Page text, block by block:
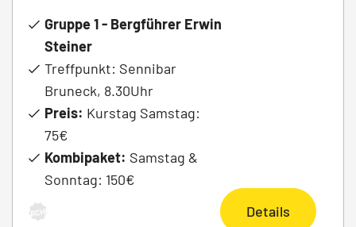
Gruppe 1 - Bergführer Erwin
Steiner
Treffpunkt: Sennibar
Bruneck, 8.30Uhr
Preis: Kurstag Samstag:
75€
Kombipaket: Samstag &
Sonntag: 150€
ARCHIV Details